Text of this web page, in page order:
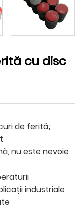
cu disc
de ferită;
nu este nevoie
industriale